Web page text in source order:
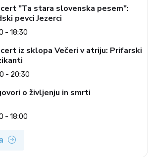
"Ta stara slovenska pesem":
pevci Jezerci
- 18:30
iz sklopa Večeri v atriju: Prifarski
- 20:30
o življenju in smrti
- 18:00